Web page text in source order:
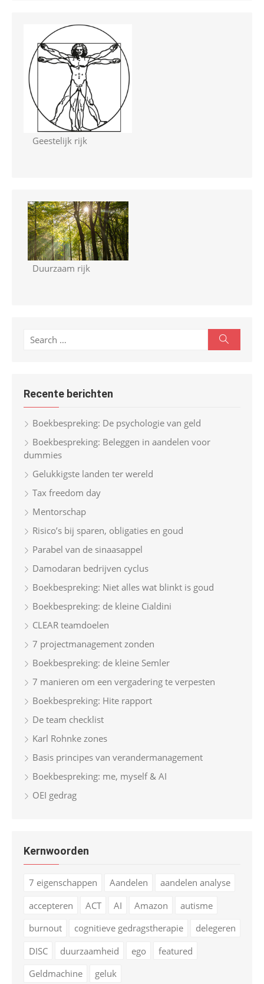
Geestelijk rijk
Duurzaam rijk
c
f
o
r
:
e
Recente berichten
Boekbespreking: De psychologie van geld
Boekbespreking: Beleggen in aandelen voor
dummies
Gelukkigste landen ter wereld
Tax freedom day
Mentorschap
Risico’s bij sparen, obligaties en goud
Parabel van de sinaasappel
Damodaran bedrijven cyclus
Boekbespreking: Niet alles wat blinkt is goud
Boekbespreking: de kleine Cialdini
CLEAR teamdoelen
7 projectmanagement zonden
Boekbespreking: de kleine Semler
7 manieren om een vergadering te verpesten
Boekbespreking: Hite rapport
De team checklist
Karl Rohnke zones
Basis principes van verandermanagement
Boekbespreking: me, myself & AI
OEI gedrag
Kernwoorden
7 eigenschappen Aandelen
aandelen analyse
accepteren
ACT AI Amazon
autisme
burnout
cognitieve gedragstherapie
delegeren
DISC
duurzaamheid ego
featured
Geldmachine
geluk